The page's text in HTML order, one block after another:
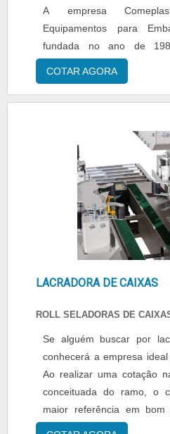
A empresa
Equipamentos para
fundada no ano de
conhecimento e
produtos e equipamentos
tendências de âmbito
aliando qualidade,
COTAR AGORA
LACRADORA DE CAIXAS
ROLL SELADORAS DE
Se alguém buscar por
conhecerá a empresa
Ao realizar uma cotação
conceituada do ramo, o
maior referência em bom
INFORMAÇÕES